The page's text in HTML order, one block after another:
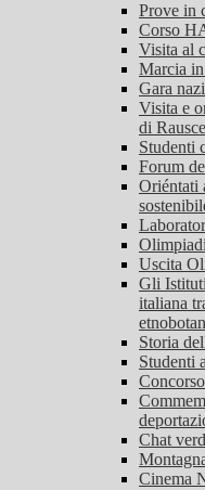
Prove in
Corso
Visita al
Marcia
Gara
Visita e
di
Studenti
Forum
Oriéntati
Uscita
Gli
italiana
Storia
Studenti
Chat
Cinema